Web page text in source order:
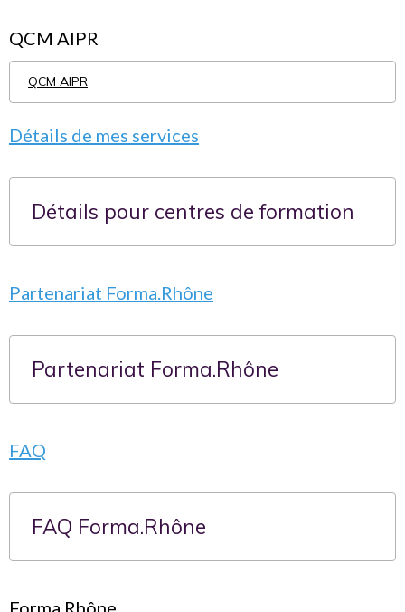
QCM AIPR
QCM AIPR
Détails de mes services
Détails pour centres de formation
Partenariat Forma.Rhône
Partenariat Forma.Rhône
FAQ
FAQ Forma.Rhône
Forma.Rhône